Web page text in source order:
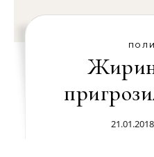
21.01.2018